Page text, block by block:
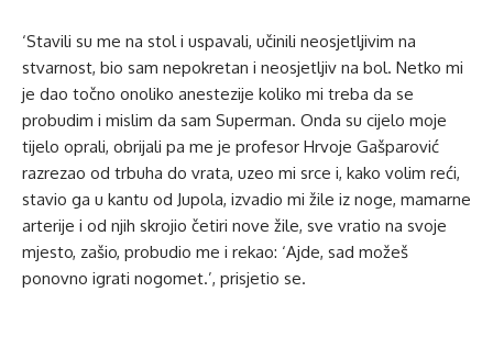
‘Stavili su me na stol i uspavali, učinili neosjetljivim na
stvarnost, bio sam nepokretan i neosjetljiv na bol. Netko mi
je dao točno onoliko anestezije koliko mi treba da se
probudim i mislim da sam Superman. Onda su cijelo moje
tijelo oprali, obrijali pa me je profesor Hrvoje Gašparović
razrezao od trbuha do vrata, uzeo mi srce i, kako volim reći,
stavio ga u kantu od Jupola, izvadio mi žile iz noge, mamarne
arterije i od njih skrojio četiri nove žile, sve vratio na svoje
mjesto, zašio, probudio me i rekao: ‘Ajde, sad možeš
ponovno igrati nogomet.’, prisjetio se.